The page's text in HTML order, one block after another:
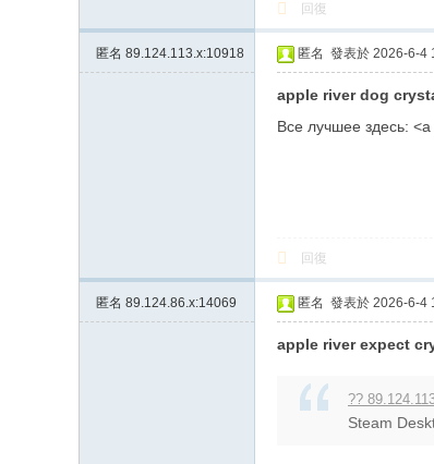
回復
匿名 89.124.113.x:10918 匿名 發表於 2026-6-4
apple river dog
Все лучшее здесь:
回復
匿名 89.124.86.x:14069 匿名 發表於 2026-6-4
apple river expect
??
Steam